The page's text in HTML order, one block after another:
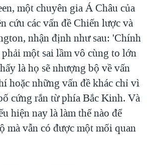
một chuyên gia Á Châu của
cứu các vấn đề Chiến lược và
nhận định như sau: 'Chính
một sai lầm vô cùng to lớn
là họ sẽ nhượng bộ về vấn
hoặc những vấn đề khác chỉ vì
cứng rắn từ phía Bắc Kinh. Và
hiện nay là làm thế nào để
mà vẫn có được một mối quan